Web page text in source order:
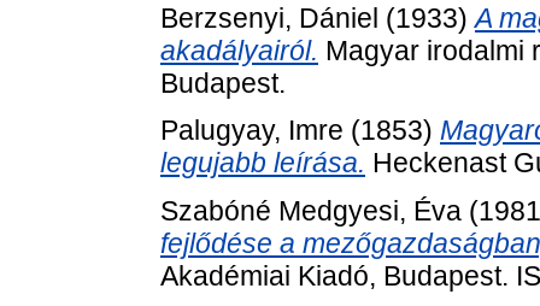
Berzsenyi, Dániel (1933)A
akadályairól. Magyar irodalmi
Budapest.
Palugyay, Imre (1853)
legujabb leírása. Heckenast
Szabóné Medgyesi, Éva
fejlődése a
Akadémiai Kiadó, Budapest.